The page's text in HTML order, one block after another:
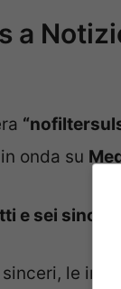
a
onda su
e sei sinceri?
le